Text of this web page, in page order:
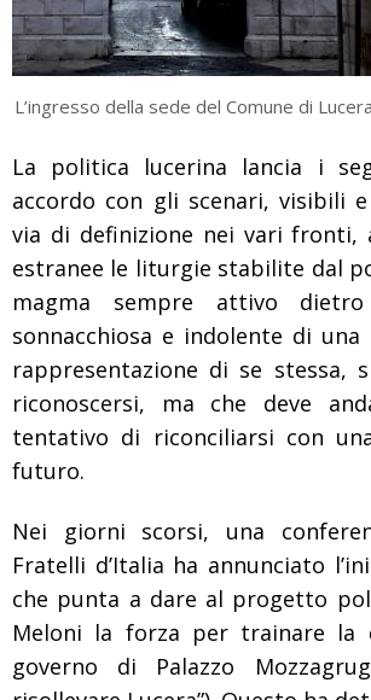
L’ingresso della sede del Comune di Lucera
La politica lucerina lancia i
accordo con gli scenari, visibili
via di definizione nei vari fronti,
estranee le liturgie stabilite dal
magma sempre attivo
sonnacchiosa e indolente di
rappresentazione di se stessa,
riconoscersi, ma che deve
tentativo di riconciliarsi con
futuro.
Nei giorni scorsi, una
Fratelli d’Italia ha annunciato
che punta a dare al progetto
Meloni la forza per trainare la
governo di Palazzo